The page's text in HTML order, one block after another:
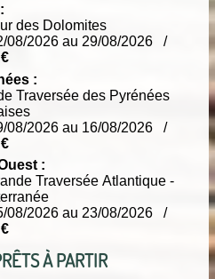
des Dolomites
08/2026 au 29/08/2026 /
:
Traversée des Pyrénées
08/2026 au 16/08/2026 /
:
Traversée Atlantique -
08/2026 au 23/08/2026 /
À PARTIR